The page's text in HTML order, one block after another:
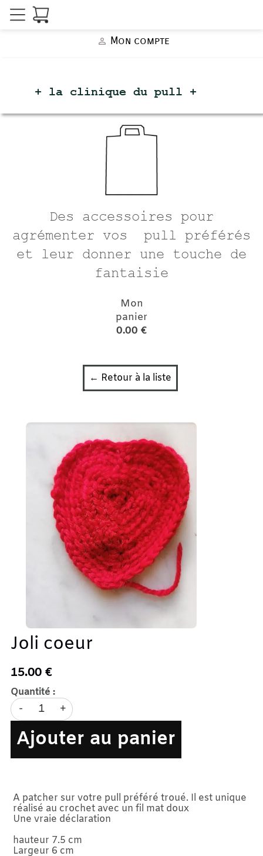
person_outline Mon compte
+ la clinique dupull +
Des accessoires pour
agrémenter vos pull préférés
et leur donner une touche de
fantaisie
Mon
panier
0.00 €
← Retour à la liste
Joli coeur
15.00 €
Quantité :
- +
Ajouter au panier
A patcher sur votre pull préféré troué. Il est unique
réalisé au crochet avec un fil mat doux
Une vraie déclaration
hauteur 7.5 cm
Largeur 6 cm